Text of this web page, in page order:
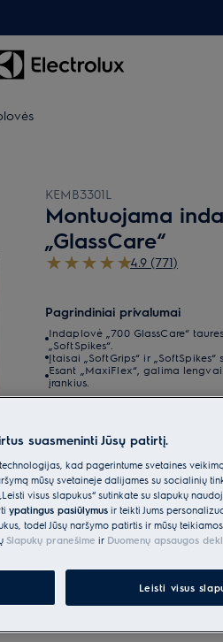
KEMB3301L
Montuojama
„GlassCare“
4.9 (771)
Pagrindiniai privalumai
Indaplovė „700 GlassCare“
„SoftSpikes“.
Įtaisai „SoftGrips“ ir
Esant „MaxiFlex“, galima
įrankius.
*Produkto puslapio
vaizdo įrašai yra tik
šį modelį.
suasmeninti Jūsų patirtį.
kad pagerintume svetainės
mūsų svetainėje dalijamės su socialinių
visus slapukus“ sutinkate su slapukų
ypatingus pasiūlymus ir teikti Jums
todėl Jūsų naršymo patirtis ir mūsų
Slapukų pranešime ir Duomenų apsaugos
Leisti visus